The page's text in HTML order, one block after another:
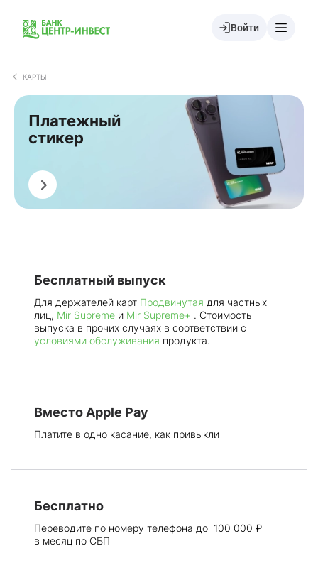
Войти
КАРТЫ
Платежный
стикер
Оформить
Бесплатный выпуск
Для держателей карт Продвинутая для частных
лиц, Mir Supreme и Mir Supreme+ . Стоимость
выпуска в прочих случаях в соответствии с
условиями обслуживания продукта.
Вместо Apple Pay
Платите в одно касание, как привыкли
Бесплатно
Переводите по номеру телефона до 100 000 ₽
в месяц по СБП